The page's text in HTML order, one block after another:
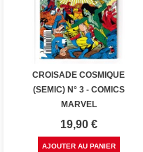
CROISADE COSMIQUE
(SEMIC) N° 3 - COMICS
MARVEL
Prix
19,90 €
AJOUTER AU PANIER